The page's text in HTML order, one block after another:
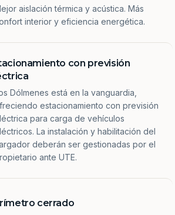
aislación térmica y acústica. Más
interior y eficiencia energética.
con previsión
Dólmenes está en la vanguardia,
estacionamiento con previsión
para carga de vehículos
La instalación y habilitación del
deberán ser gestionadas por el
ante UTE.
cerrado